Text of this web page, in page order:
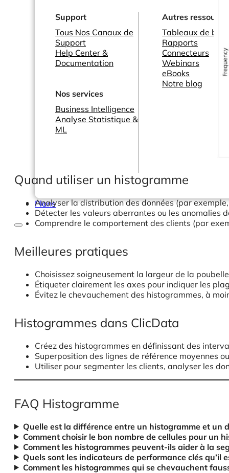
Support
Tous Nos Canaux de
Support
Help Center &
Documentation
Nos services
Business Intelligence
Analyse Statistique &
ML
Autres
Tableaux de
Rapports
Connecteurs
Webinars
eBooks
Notre blog
Plans
Quand utiliser un histogramme
Analyser la distribution des données (par
Détecter les valeurs aberrantes ou les anomalies
Comprendre le comportement des clients (par
Meilleures pratiques
Choisissez soigneusement la largeur de la
Étiqueter clairement les axes pour indiquer les
Évitez le chevauchement des histogrammes, à
Histogrammes dans ClicData
Créez des histogrammes en définissant des
Superposition des lignes de référence moyennes
Utiliser pour segmenter les clients, analyser les
FAQ Histogramme
Quelle est la différence entre un histogramme et un
Comment choisir le bon nombre de cellules pour un
Comment les histogrammes peuvent-ils aider à la
Quels sont les indicateurs de performance clés qu’il
Comment les histogrammes qui se chevauchent